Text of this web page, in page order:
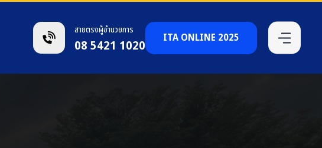
08 5421 1020
สายตรงผู้อำนวยการ
ITA ONLINE 2025